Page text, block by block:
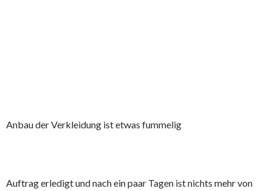
Anbau der Verkleidung ist etwas fummelig
Auftrag erledigt und nach ein paar Tagen ist nichts mehr von